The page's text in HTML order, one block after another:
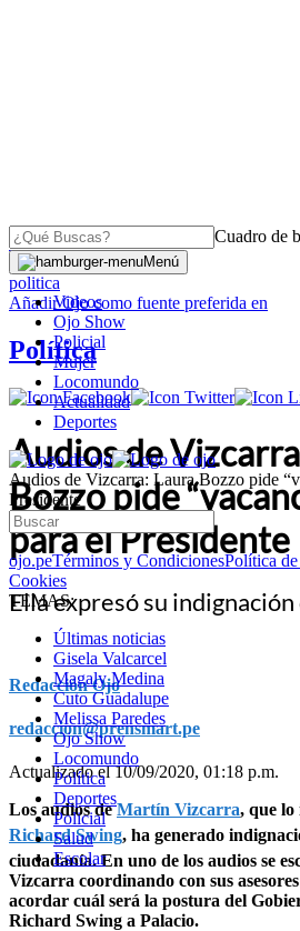
Cuadro de
Menú
Videos
Ojo Show
Policial
Mujer
Locomundo
Actualidad
Deportes
Audios de Vizcarra: Laura Bozzo pide
Presidente
ojo.peTérminos y CondicionesPolítica
Cookies
TEMAS:
Últimas noticias
Gisela Valcarcel
Magaly Medina
Cuto Guadalupe
Melissa Paredes
Ojo Show
Locomundo
Política
Deportes
Policial
Salud
Escolar
OJO
politica
AñadirOjocomo fuente preferida en
Política
Audios de
Bozzo pide
para el Presidente
Ella expresó su
Redacción Ojo
redaccion@prensmart.pe
Actualizado el 10/09/2020, 01:18 p.m.
Los audios deMartín Vizcarra, que lo
Richard Swing, ha generado
ciudadanía. En uno de los audios se
Vizcarra coordinando con sus
acordar cuál será la postura del
Richard Swing a Palacio.